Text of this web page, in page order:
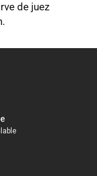
de juez